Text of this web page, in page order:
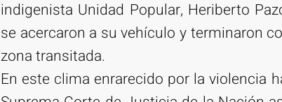
indigenista Unidad Popular, Heriberto
se acercaron a su vehículo y terminaron
zona transitada.
En este clima enrarecido por la violencia